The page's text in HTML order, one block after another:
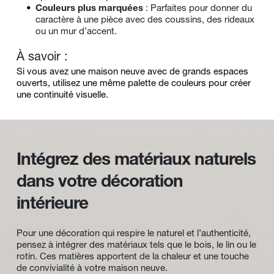
Couleurs plus marquées : Parfaites pour donner du
caractère à une pièce avec des coussins, des rideaux
ou un mur d’accent.
À savoir :
Si vous avez une maison neuve avec de grands espaces
ouverts, utilisez une même palette de couleurs pour créer
une continuité visuelle.
Intégrez des matériaux naturels
dans votre décoration
intérieure
Pour une décoration qui respire le naturel et l’authenticité,
pensez à intégrer des matériaux tels que le bois, le lin ou le
rotin. Ces matières apportent de la chaleur et une touche
de convivialité à votre maison neuve.